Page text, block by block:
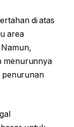
di atas
area
menurunnya
penurunan